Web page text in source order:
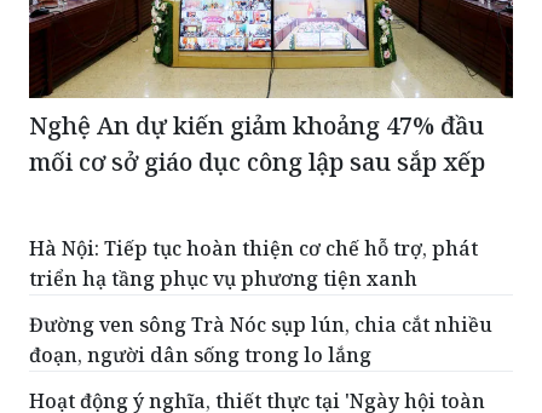
Nghệ An dự kiến giảm khoảng 47% đầu
mối cơ sở giáo dục công lập sau sắp xếp
Hà Nội: Tiếp tục hoàn thiện cơ chế hỗ trợ, phát
triển hạ tầng phục vụ phương tiện xanh
Đường ven sông Trà Nóc sụp lún, chia cắt nhiều
đoạn, người dân sống trong lo lắng
Hoạt động ý nghĩa, thiết thực tại 'Ngày hội toàn